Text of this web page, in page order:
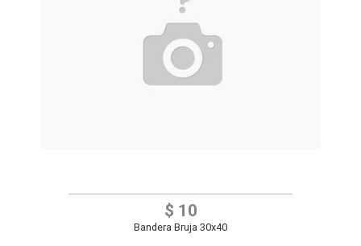
$ 10
Bandera Bruja 30x40